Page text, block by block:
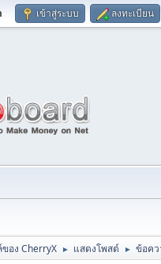
เข้าสู่ระบบ ลงทะเบียน
อง CherryX ► แสดงโพสต์ ► ข้อค